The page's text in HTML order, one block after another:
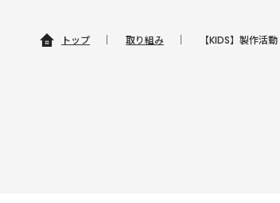
トップ 取り組み 【KIDS】製作活動